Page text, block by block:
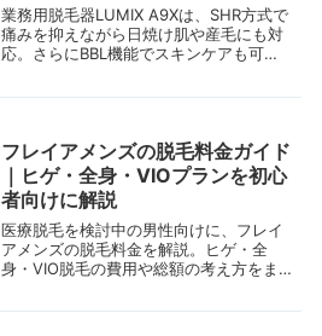
業務用脱毛器LUMIX A9Xは、SHR方式で
痛みを抑えながら日焼け肌や産毛にも対
応。さらにBBL機能でスキンケアも可能
について解説します。
フレイアメンズの脱毛料金ガイド
｜ヒゲ・全身・VIOプランを初心
者向けに解説
医療脱毛を検討中の男性向けに、フレイ
アメンズの脱毛料金を解説。ヒゲ・全
身・VIO脱毛の費用や総額の考え方をま